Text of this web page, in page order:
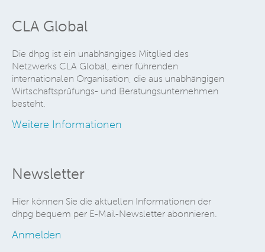
CLA Global
Die dhpg ist ein unabhängiges Mitglied des
Netzwerks CLA Global, einer führenden
internationalen Organisation, die aus unabhängigen
Wirtschaftsprüfungs- und Beratungsunternehmen
besteht.
Weitere Informationen
Newsletter
Hier können Sie die aktuellen Informationen der
dhpg bequem per E-Mail-Newsletter abonnieren.
Anmelden